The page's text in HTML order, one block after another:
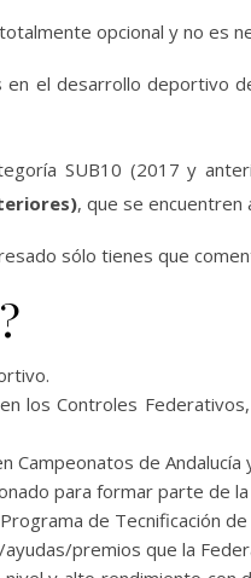
opcional y no es
en el desarrollo
SUB10 (2017 y
, que se
sólo tienes que
los Controles
Campeonatos de Andalucía
para formar parte de
de Tecnificación
premios que la